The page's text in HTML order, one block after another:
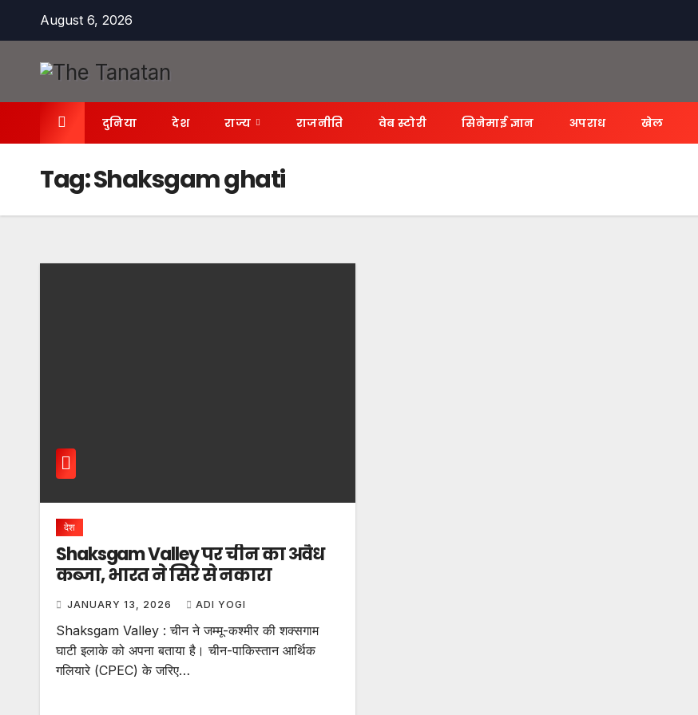
content
August 6, 2026
दुनिया देश राज्य राजनीति वेब स्टोरी सिनेमाई ज्ञान अपराध खेल
Tag:Shaksgam ghati
देश
Shaksgam Valley पर चीन का अवैध
कब्जा, भारत ने सिरे से नकारा
JANUARY 13, 2026 ADI YOGI
Shaksgam Valley : चीन ने जम्मू-कश्मीर की शक्सगाम
घाटी इलाके को अपना बताया है। चीन-पाकिस्तान आर्थिक
गलियारे (CPEC) के जरिए…